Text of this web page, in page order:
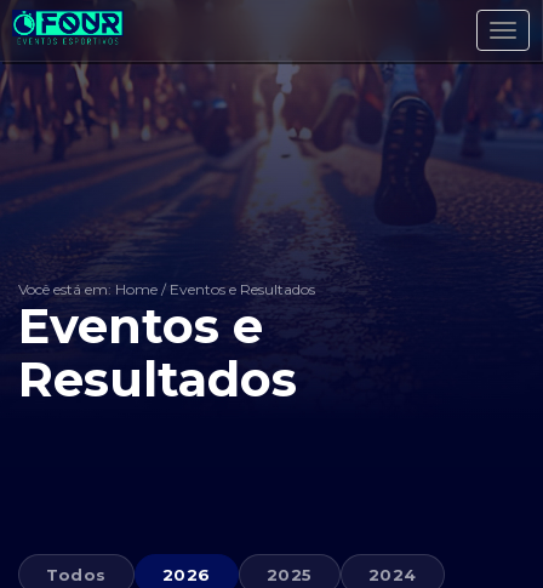
Você está em: Home / Eventos e Resultados
Eventos e
Resultados
Todos 2026 2025 2024